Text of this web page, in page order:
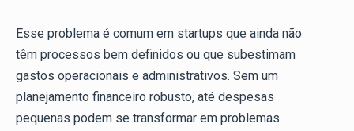
Esse problema é comum em startups que ainda não
têm processos bem definidos ou que subestimam
gastos operacionais e administrativos. Sem um
planejamento financeiro robusto, até despesas
pequenas podem se transformar em problemas